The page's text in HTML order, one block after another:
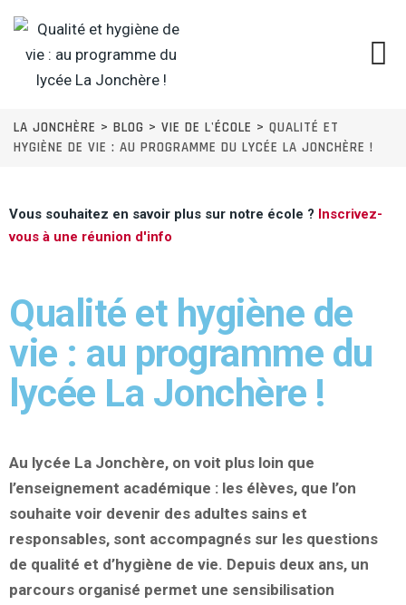
LA JONCHÈRE > BLOG > VIE DE L'ÉCOLE > QUALITÉ ET
HYGIÈNE DE VIE : AU PROGRAMME DU LYCÉE LA JONCHÈRE !
Vous souhaitez en savoir plus sur notre école ? Inscrivez-
vous à une réunion d'info
Qualité et hygiène de
vie : au programme du
lycée La Jonchère !
Au lycée La Jonchère, on voit plus loin que
l’enseignement académique : les élèves, que l’on
souhaite voir devenir des adultes sains et
responsables, sont accompagnés sur les questions
de qualité et d’hygiène de vie. Depuis deux ans, un
parcours organisé permet une sensibilisation